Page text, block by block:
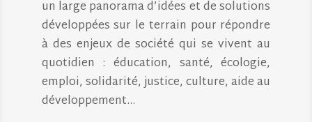
un large panorama d’idées et de solutions
développées sur le terrain pour répondre
à des enjeux de société qui se vivent au
quotidien : éducation, santé, écologie,
emploi, solidarité, justice, culture, aide au
développement…